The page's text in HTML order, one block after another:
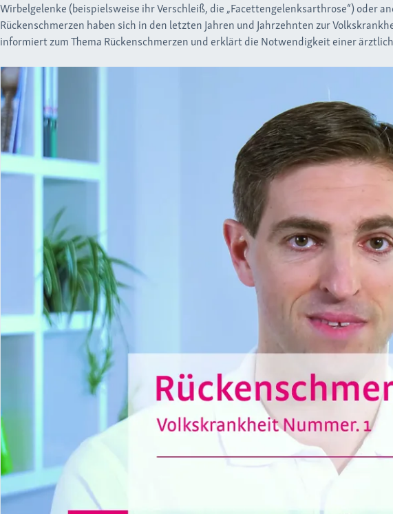
Wirbelgelenke (beispielsweise ihr Verschleiß, die „Facettengelenksarthrose“) oder
Rückenschmerzen haben sich in den letzten Jahren und Jahrzehnten zur
informiert zum Thema Rückenschmerzen und erklärt die Notwendigkeit einer